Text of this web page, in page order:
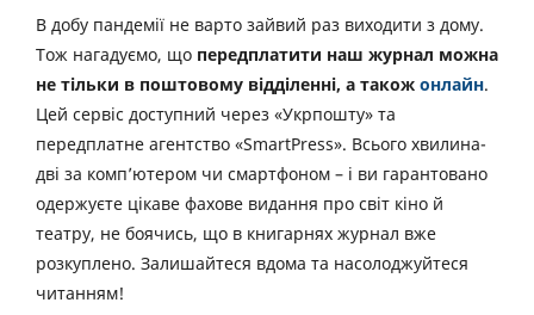
В добу пандемії не варто зайвий раз виходити з дому.
Тож нагадуємо, що передплатити наш журнал можна
не тільки в поштовому відділенні, а також онлайн.
Цей сервіс доступний через «Укрпошту» та
передплатне агентство «SmartPress». Всього хвилина-
дві за комп’ютером чи смартфоном – і ви гарантовано
одержуєте цікаве фахове видання про світ кіно й
театру, не боячись, що в книгарнях журнал вже
розкуплено. Залишайтеся вдома та насолоджуйтеся
читанням!